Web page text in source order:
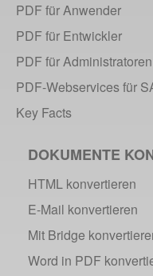
PDF für Anwender
PDF für Entwickler
PDF für Administratoren
PDF-Webservices für
Key Facts
DOKUMENTE
HTML konvertieren
E-Mail konvertieren
Mit Bridge
Word in PDF